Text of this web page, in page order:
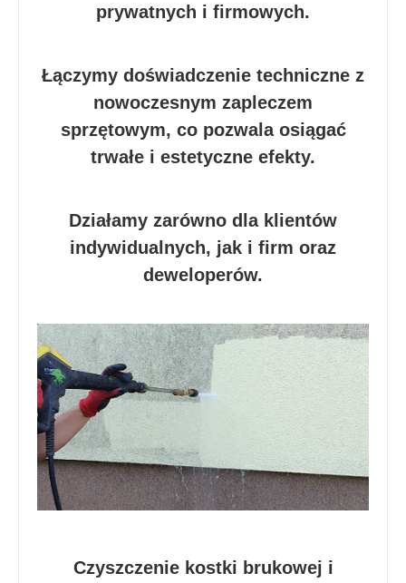
prywatnych i firmowych.
Łączymy doświadczenie techniczne z
nowoczesnym zapleczem
sprzętowym, co pozwala osiągać
trwałe i estetyczne efekty.
Działamy zarówno dla klientów
indywidualnych, jak i firm oraz
deweloperów.
Czyszczenie kostki brukowej i